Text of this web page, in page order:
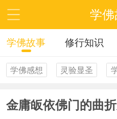
学
学佛故事 修行知识
学佛感想 灵验显圣
金庸皈依佛门的曲